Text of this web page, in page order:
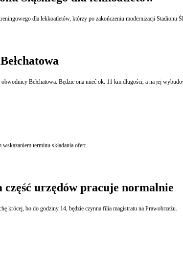
dla lekkoatletów, którzy po zakończeniu modernizacji
Bełchatowa. Będzie ona mieć ok. 11 km długości, a na jej
terminu składania ofert.
urzędów pracuje normalnie
krócej, bo do godziny 14, będzie czynna filia magistratu na Prawobrzeżu.